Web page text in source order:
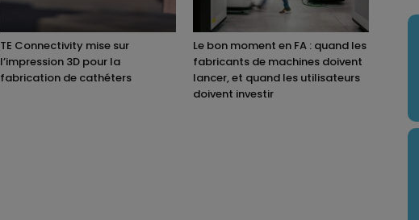
TE Connectivity mise sur
l’impression 3D pour la
fabrication de cathéters
Le bon moment en FA : quand les
fabricants de machines doivent
lancer, et quand les utilisateurs
doivent investir